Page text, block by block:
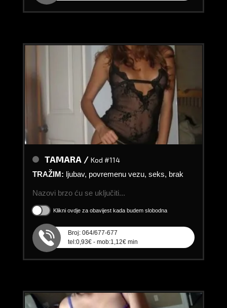
TAMARA / Kod #114
TRAŽIM: ljubav, povremenu vezu, seks, brak
Nazovi brzo ću se uključiti...
Klikni ovdje za obavijest kada budem slobodna
Broj: 064/677-677
tel:0,93€ - mob:1,12€ min